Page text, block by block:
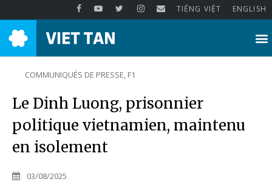
TIẾNG VIỆT ENGLISH
COMMUNIQUÉS DE PRESSE, F1
Le Dinh Luong, prisonnier
politique vietnamien, maintenu
en isolement
03/08/2025